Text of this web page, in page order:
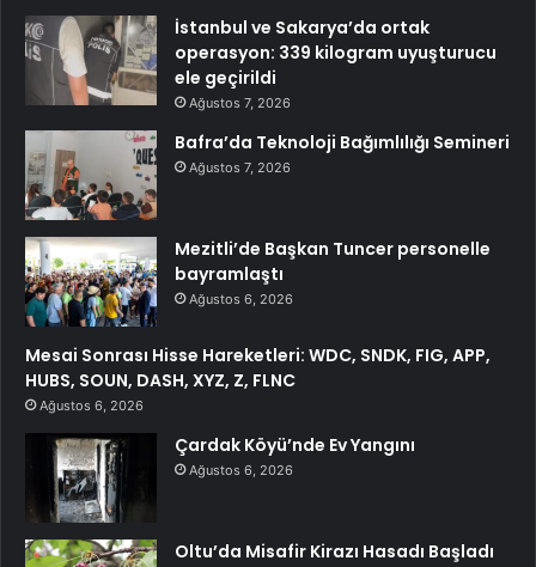
İstanbul ve Sakarya’da ortak
operasyon: 339 kilogram uyuşturucu
ele geçirildi
Ağustos 7, 2026
Bafra’da Teknoloji Bağımlılığı Semineri
Ağustos 7, 2026
Mezitli’de Başkan Tuncer personelle
bayramlaştı
Ağustos 6, 2026
Mesai Sonrası Hisse Hareketleri: WDC, SNDK, FIG, APP,
HUBS, SOUN, DASH, XYZ, Z, FLNC
Ağustos 6, 2026
Çardak Köyü’nde Ev Yangını
Ağustos 6, 2026
Oltu’da Misafir Kirazı Hasadı Başladı